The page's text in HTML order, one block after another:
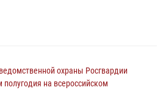
охраны Росгвардии
на всероссийском